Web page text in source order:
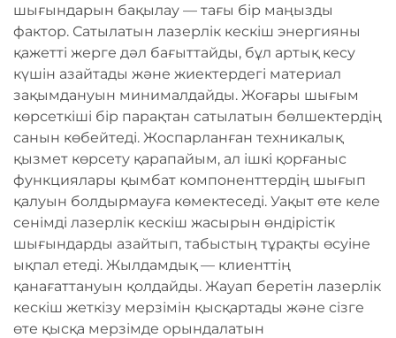
шығындарын бақылау — тағы бір маңызды
фактор. Сатылатын лазерлік кескіш энергияны
қажетті жерге дәл бағыттайды, бұл артық кесу
күшін азайтады және жиектердегі материал
зақымдануын минималдайды. Жоғары шығым
көрсеткіші бір парақтан сатылатын бөлшектердің
санын көбейтеді. Жоспарланған техникалық
қызмет көрсету қарапайым, ал ішкі қорғаныс
функциялары қымбат компоненттердің шығып
қалуын болдырмауға көмектеседі. Уақыт өте келе
сенімді лазерлік кескіш жасырын өндірістік
шығындарды азайтып, табыстың тұрақты өсуіне
ықпал етеді. Жылдамдық — клиенттің
қанағаттануын қолдайды. Жауап беретін лазерлік
кескіш жеткізу мерзімін қысқартады және сізге
өте қысқа мерзімде орындалатын